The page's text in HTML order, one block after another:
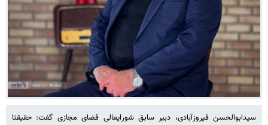
سیدابوالحسن فیروزآبادی، دبیر سابق شورایعالی فضای مجازی گفت: حقیقتا